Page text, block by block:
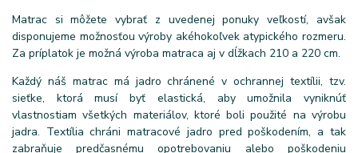
Matrac si môžete vybrať z uvedenej ponuky veľkostí, avšak
disponujeme možnosťou výroby akéhokoľvek atypického rozmeru.
Za príplatok je možná výroba matraca aj v dĺžkach 210 a 220 cm.
Každý náš matrac má jadro chránené v ochrannej textílii, tzv.
sieťke, ktorá musí byť elastická, aby umožnila vyniknúť
vlastnostiam všetkých materiálov, ktoré boli použité na výrobu
jadra. Textília chráni matracové jadro pred poškodením, a tak
zabraňuje predčasnému opotrebovaniu alebo poškodeniu